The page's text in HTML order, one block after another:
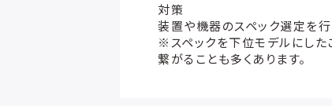
対策
装置や機器のスペック選定を
※スペックを下位モデルにした
繋がることも多くあります。